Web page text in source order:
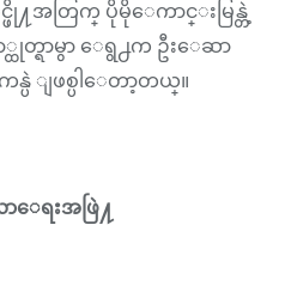
႔အတြက္ ပိုမိုေကာင္းမြန္တဲ့
ရာမွာ ေရွ႕က ဦးေဆာ
ပဲ ျဖစ္ပါေတာ့တယ္။
ရးအဖြဲ႔